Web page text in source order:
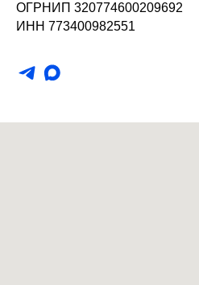
ОГРНИП 320774600209692
ИНН 773400982551